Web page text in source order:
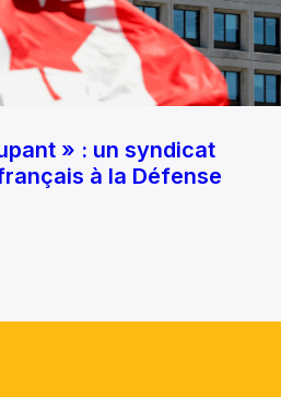
» : un syndicat
à la Défense